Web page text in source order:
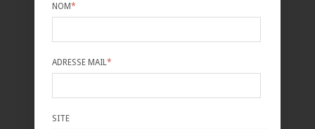
NOM*
ADRESSE MAIL *
SITE